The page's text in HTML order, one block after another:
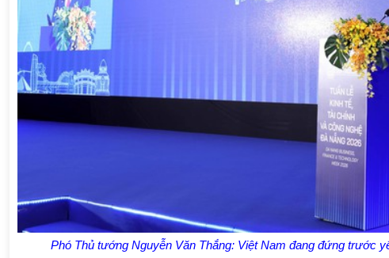
Phó Thủ tướng Nguyễn Văn Thắng: Việt Nam đang đứng trước